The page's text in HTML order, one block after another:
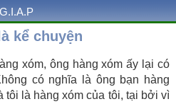
G.I.A.P
kể chuyện
xóm, ông hàng xóm ấy lại có
có nghĩa là ông bạn hàng
tôi là hàng xóm của tôi, tại bởi vì